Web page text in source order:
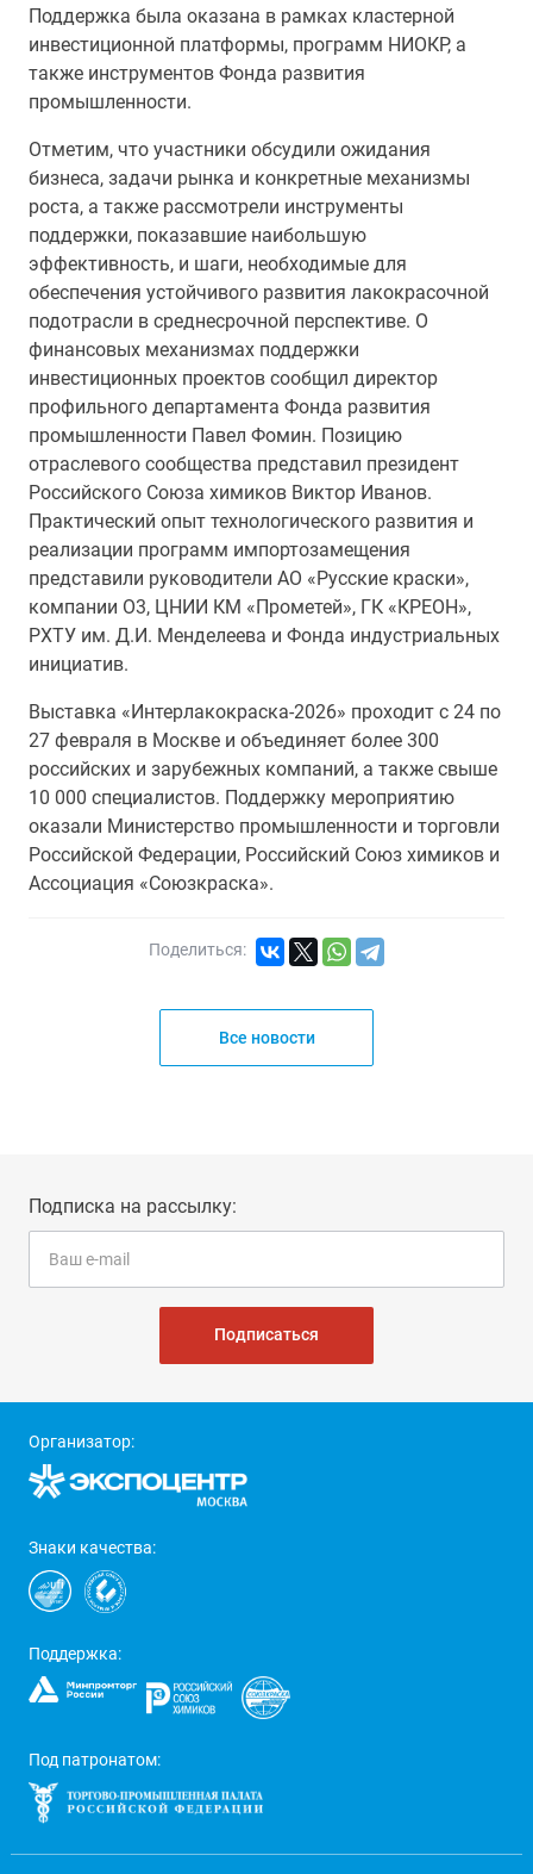
Поддержка была оказана в рамках кластерной
инвестиционной платформы, программ НИОКР, а
также инструментов Фонда развития
промышленности.
Отметим, что участники обсудили ожидания
бизнеса, задачи рынка и конкретные механизмы
роста, а также рассмотрели инструменты
поддержки, показавшие наибольшую
эффективность, и шаги, необходимые для
обеспечения устойчивого развития лакокрасочной
подотрасли в среднесрочной перспективе. О
финансовых механизмах поддержки
инвестиционных проектов сообщил директор
профильного департамента Фонда развития
промышленности Павел Фомин. Позицию
отраслевого сообщества представил президент
Российского Союза химиков Виктор Иванов.
Практический опыт технологического развития и
реализации программ импортозамещения
представили руководители АО «Русские краски»,
компании O3, ЦНИИ КМ «Прометей», ГК «КРЕОН»,
РХТУ им. Д.И. Менделеева и Фонда индустриальных
инициатив.
Выставка «Интерлакокраска-2026» проходит с 24 по
27 февраля в Москве и объединяет более 300
российских и зарубежных компаний, а также свыше
10 000 специалистов. Поддержку мероприятию
оказали Министерство промышленности и торговли
Российской Федерации, Российский Союз химиков и
Ассоциация «Союзкраска».
Поделиться:
Все новости
Подписка на рассылку:
Подписаться
Организатор:
Знаки качества:
Поддержка:
Под патронатом: